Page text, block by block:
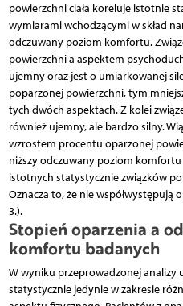
powierzchni ciała koreluje istotnie
wymiarami wchodzącymi w skład
odczuwany poziom komfortu.
powierzchni a aspektem
ujemny oraz jest o umiarkowanej
poparzonej powierzchni, tym
tych dwóch aspektach. Z kolei
również ujemny, ale bardzo silny.
wzrostem procentu oparzonej
niższy odczuwany poziom
istotnych statystycznie związków
Oznacza to, że nie współwystępują
3.).
Stopień oparzenia a
komfortu badanych
W wyniku przeprowadzonej analizy
statystycznie jedynie w zakresie